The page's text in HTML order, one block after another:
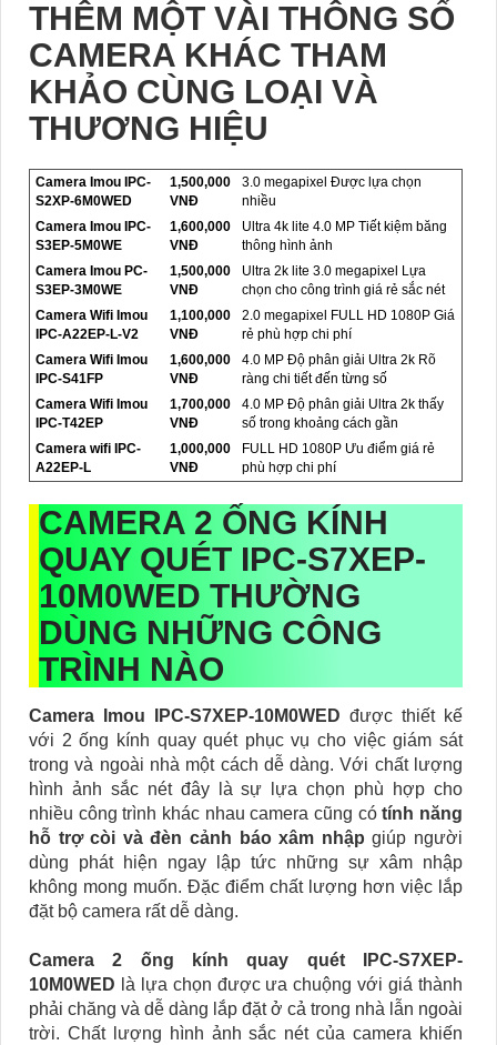
THÊM MỘT VÀI THÔNG SỐ
CAMERA KHÁC THAM
KHẢO CÙNG LOẠI VÀ
THƯƠNG HIỆU
Camera Imou IPC-
S2XP-6M0WED
1,500,000
VNĐ
3.0 megapixel Được lựa chọn
nhiều
Camera Imou IPC-
S3EP-5M0WE
1,600,000
VNĐ
Ultra 4k lite 4.0 MP Tiết kiệm băng
thông hình ảnh
Camera Imou PC-
S3EP-3M0WE
1,500,000
VNĐ
Ultra 2k lite 3.0 megapixel Lựa
chọn cho công trình giá rẻ sắc nét
Camera Wifi Imou
IPC-A22EP-L-V2
1,100,000
VNĐ
2.0 megapixel FULL HD 1080P Giá
rẻ phù hợp chi phí
Camera Wifi Imou
IPC-S41FP
1,600,000
VNĐ
4.0 MP Độ phân giải Ultra 2k Rõ
ràng chi tiết đến từng số
Camera Wifi Imou
IPC-T42EP
1,700,000
VNĐ
4.0 MP Độ phân giải Ultra 2k thấy
số trong khoảng cách gần
Camera wifi IPC-
A22EP-L
1,000,000
VNĐ
FULL HD 1080P Ưu điểm giá rẻ
phù hợp chi phí
CAMERA 2 ỐNG KÍNH
QUAY QUÉT IPC-S7XEP-
10M0WED THƯỜNG
DÙNG NHỮNG CÔNG
TRÌNH NÀO
Camera Imou IPC-S7XEP-10M0WED được thiết kế
với 2 ống kính quay quét phục vụ cho việc giám sát
trong và ngoài nhà một cách dễ dàng. Với chất lượng
hình ảnh sắc nét đây là sự lựa chọn phù hợp cho
nhiều công trình khác nhau camera cũng cótính năng
hỗ trợ còi và đèn cảnh báo xâm nhập giúp người
dùng phát hiện ngay lập tức những sự xâm nhập
không mong muốn. Đặc điểm chất lượng hơn việc lắp
đặt bộ camera rất dễ dàng.
Camera 2 ống kính quay quét IPC-S7XEP-
10M0WED là lựa chọn được ưa chuộng với giá thành
phải chăng và dễ dàng lắp đặt ở cả trong nhà lẫn ngoài
trời. Chất lượng hình ảnh sắc nét của camera khiến